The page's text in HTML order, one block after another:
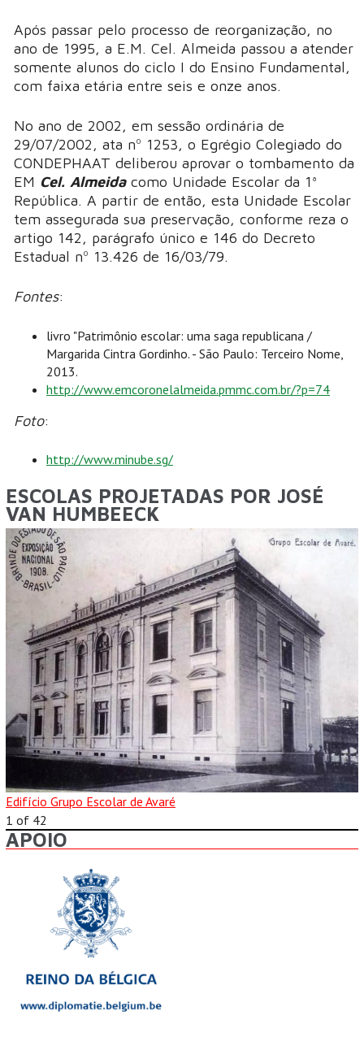
Após passar pelo processo de reorganização, no
ano de 1995, a E.M. Cel. Almeida passou a atender
somente alunos do ciclo I do Ensino Fundamental,
com faixa etária entre seis e onze anos.
No ano de 2002, em sessão ordinária de
29/07/2002, ata nº 1253, o Egrégio Colegiado do
CONDEPHAAT deliberou aprovar o tombamento da
EM Cel. Almeidacomo Unidade Escolar da 1ª
República. A partir de então, esta Unidade Escolar
tem assegurada sua preservação, conforme reza o
artigo 142, parágrafo único e 146 do Decreto
Estadual nº 13.426 de 16/03/79.
Fontes:
livro "Patrimônio escolar: uma saga republicana /
Margarida Cintra Gordinho. - São Paulo: Terceiro Nome,
2013.
http://www.emcoronelalmeida.pmmc.com.br/?p=74
Foto:
http://www.minube.sg/
ESCOLAS PROJETADAS POR JOSÉ
VAN HUMBEECK
Edifício Grupo Escolar de Avaré
1 of 42
APOIO